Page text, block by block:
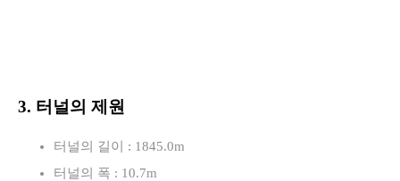
3. 터널의 제원
터널의 길이 : 1845.0m
터널의 폭 : 10.7m